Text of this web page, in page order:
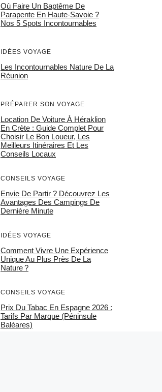
Où Faire Un Baptême De
Parapente En Haute-Savoie ?
Nos 5 Spots Incontournables
IDÉES VOYAGE
Les Incontournables Nature De La
Réunion
PRÉPARER SON VOYAGE
Location De Voiture À Héraklion
En Crète : Guide Complet Pour
Choisir Le Bon Loueur, Les
Meilleurs Itinéraires Et Les
Conseils Locaux
CONSEILS VOYAGE
Envie De Partir ? Découvrez Les
Avantages Des Campings De
Dernière Minute
IDÉES VOYAGE
Comment Vivre Une Expérience
Unique Au Plus Près De La
Nature ?
CONSEILS VOYAGE
Prix Du Tabac En Espagne 2026 :
Tarifs Par Marque (Péninsule
Baléares)